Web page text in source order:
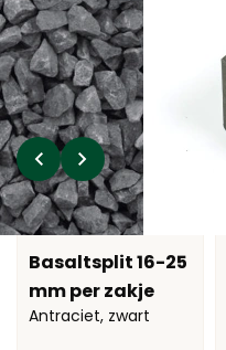
Basaltsplit 16-25
mm per zakje
Antraciet, zwart